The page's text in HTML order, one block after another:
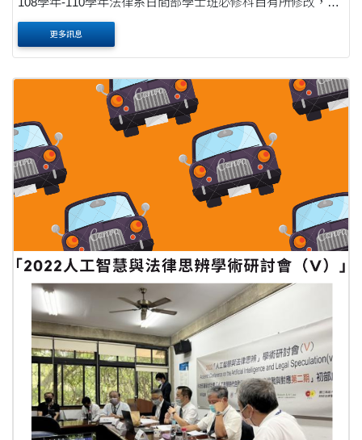
改部分係針對學院必選課程，如下所示： 1.法理學由必修課
程調整為必選課程。 2.調整後必選學分數： ....
更多訊息